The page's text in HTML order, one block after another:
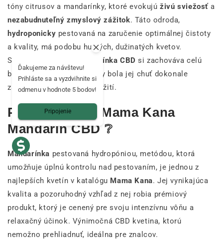
tóny citrusov a mandarínky, ktoré evokujúživú sviežosťa
nezabudnuteľný zmyslový zážitok. Táto odroda,
hydroponicky pestovaná na zaručenie optimálnej čistoty
a kvality, má podobu hustých, dužinatých kvetov.
Starostlivo balená
mandarínka CBD si zachováva celú
bohatosť svojich aróm, aby bola jej chuť dokonale
zachovaná pri každom použití.
Prečo si kúpiť Mama Kana
Mandarin CBD ❔
Mandarínka pestovaná hydropóniou, metódou, ktorá
umožňuje úplnú kontrolu nad pestovaním, je jednou z
najlepších kvetín v katalógu Mama Kana. Jej vynikajúca
kvalita a pozoruhodný vzhľad z nej robia prémiový
produkt, ktorý je cenený pre svoju intenzívnu vôňu a
relaxačný účinok. Výnimočná CBD kvetina, ktorú
nemožno prehliadnuť, ideálna pre znalcov.
Ďakujeme za návštevu!
Prihláste sa a vyzdvihnite si
odmenu v hodnote 5 bodov!
Pripojenie